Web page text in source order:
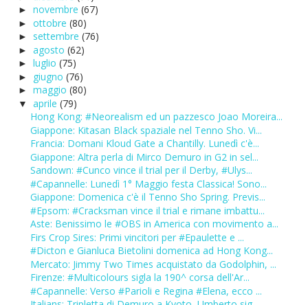
► novembre (67)
► ottobre (80)
► settembre (76)
► agosto (62)
► luglio (75)
► giugno (76)
► maggio (80)
▼ aprile (79)
Hong Kong: #Neorealism ed un pazzesco Joao Moreira...
Giappone: Kitasan Black spaziale nel Tenno Sho. Vi...
Francia: Domani Kloud Gate a Chantilly. Lunedì c'è...
Giappone: Altra perla di Mirco Demuro in G2 in sel...
Sandown: #Cunco vince il trial per il Derby, #Ulys...
#Capannelle: Lunedì 1° Maggio festa Classica! Sono...
Giappone: Domenica c'è il Tenno Sho Spring. Previs...
#Epsom: #Cracksman vince il trial e rimane imbattu...
Aste: Benissimo le #OBS in America con movimento a...
Firs Crop Sires: Primi vincitori per #Epaulette e ...
#Dicton e Gianluca Bietolini domenica ad Hong Kong...
Mercato: Jimmy Two Times acquistato da Godolphin, ...
Firenze: #Multicolours sigla la 190^ corsa dell'Ar...
#Capannelle: Verso #Parioli e Regina #Elena, ecco ...